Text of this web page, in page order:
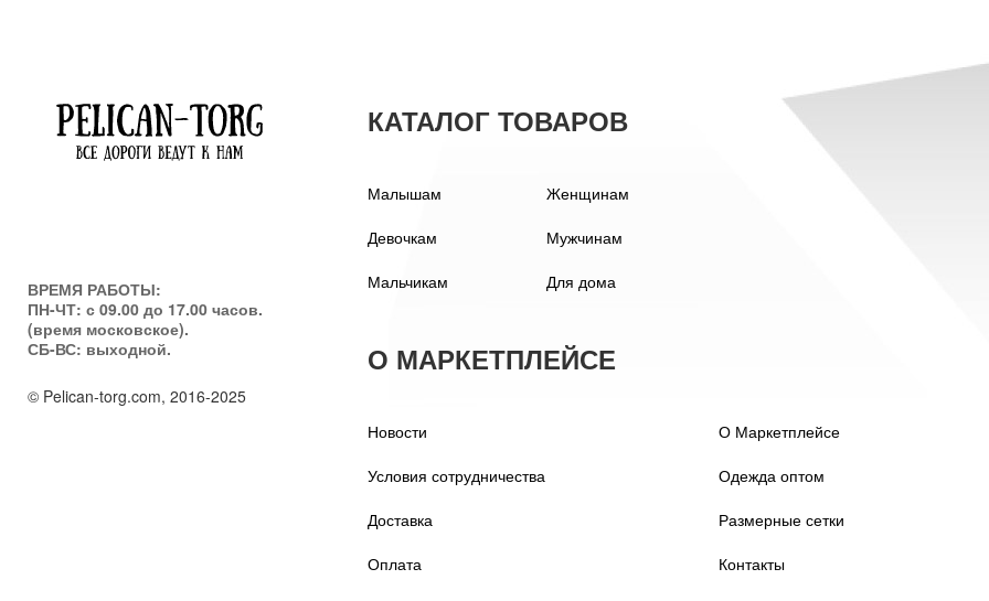
ВРЕМЯ РАБОТЫ:
ПН-ЧТ: с 09.00 до 17.00 часов.
(время московское).
СБ-ВС: выходной.
© Pelican-torg.com, 2016-2025
КАТАЛОГ ТОВАРОВ
Малышам
Девочкам
Мальчикам
Женщинам
Мужчинам
Для дома
О МАРКЕТПЛЕЙСЕ
Новости
Условия сотрудничества
Доставка
Оплата
О Маркетплейсе
Одежда оптом
Размерные сетки
Контакты